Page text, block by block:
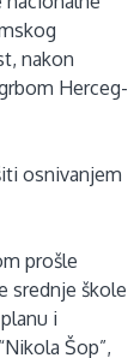
nakon
Herceg-
osnivanjem
prošle
srednje škole
i
Šop”,